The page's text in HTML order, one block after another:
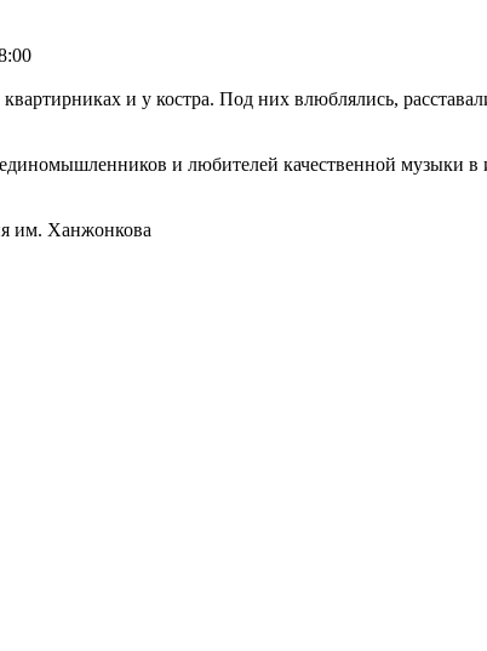
и у костра. Под них влюблялись,
и любителей качественной музыки в
им. Ханжонкова